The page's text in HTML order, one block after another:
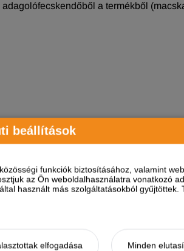
beállítások
funkciók biztosításához, valamint
az Ön weboldalhasználatra vonatkozó
használt más szolgáltatásokból gyűjtöttek.
elfogadása Minden
a termékből
TERMÉKEK